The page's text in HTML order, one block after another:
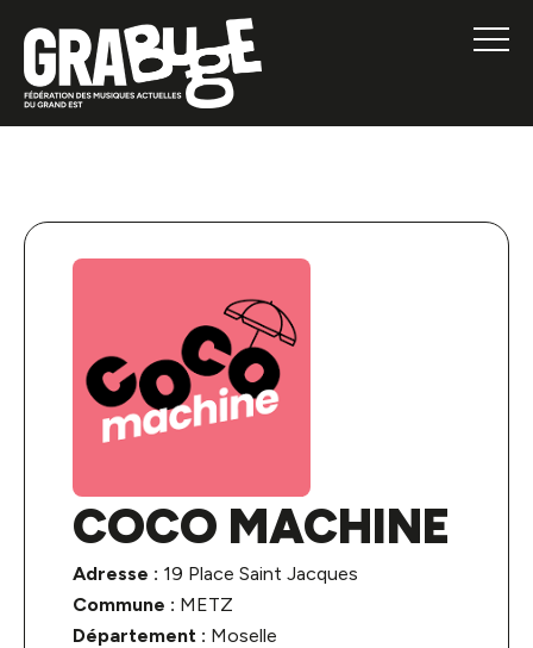
COCO MACHINE
Adresse : 19 Place Saint Jacques
Commune : METZ
Département : Moselle